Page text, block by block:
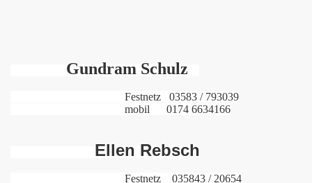
Gundram Schulz
Festnetz 03583 / 793039
mobil 0174 6634166
Ellen Rebsch
Festnetz 035843 / 20654